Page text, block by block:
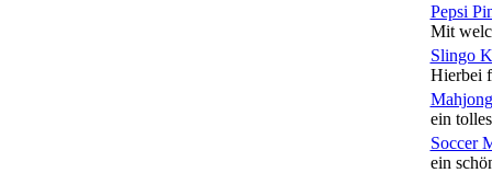
Pepsi
Mit
Slingo
Hierbei
ein
Soccer
ein